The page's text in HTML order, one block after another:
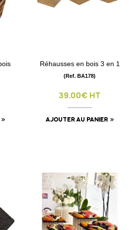
Réhausses en bois 3 en 1
(Ref. BA178)
39.00€ HT
AJOUTER AU PANIER